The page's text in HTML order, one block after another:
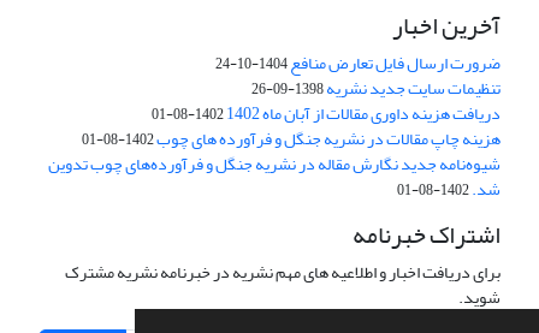
آخرین اخبار
ضرورت ارسال فایل تعارض منافع1404-10-24
تنظیمات سایت جدید نشریه1398-09-26
دریافت هزینه داوری مقالات از آبان ماه 1402 1402-08-01
هزینه چاپ مقالات در نشریه جنگل و فرآورده های چوب1402-08-01
شیوه‌نامه جدید نگارش مقاله در نشریه جنگل و فرآورده‌های چوب تدوین
شد.1402-08-01
اشتراک خبرنامه
برای دریافت اخبار و اطلاعیه های مهم نشریه در خبرنامه نشریه مشترک
شوید.